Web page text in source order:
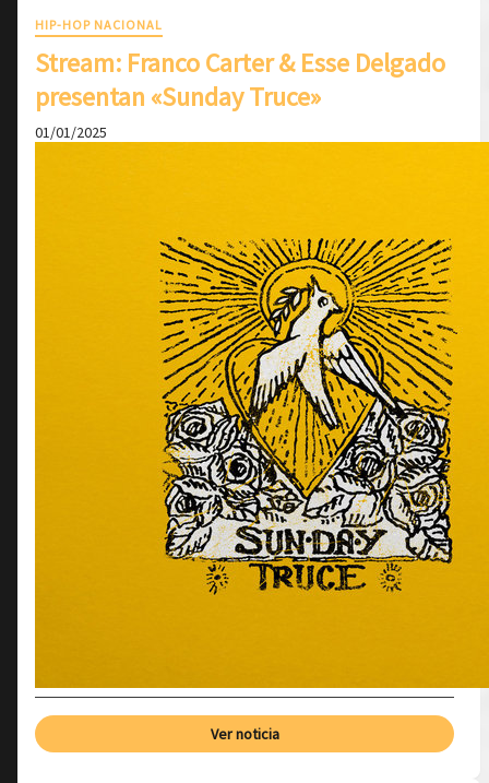
HIP-HOP NACIONAL
Stream: Franco Carter & Esse Delgado
presentan «Sunday Truce»
01/01/2025
Ver noticia